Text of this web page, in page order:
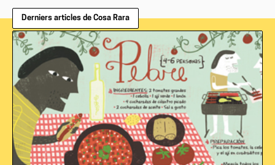
Derniers articles de Cosa Rara